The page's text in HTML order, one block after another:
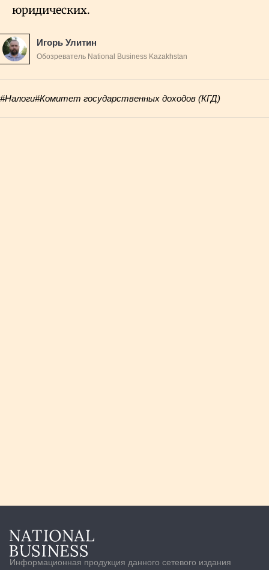
юридических.
Игорь Улитин
Обозреватель National Business Kazakhstan
#Налоги#Комитет государственных доходов (КГД)
Информационная продукция данного сетевого издания